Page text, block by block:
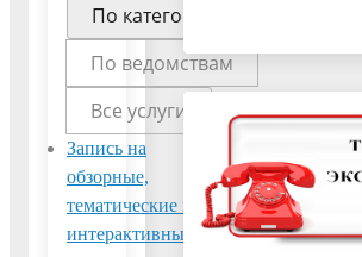
По категориям
По ведомствам
Все услуги
Запись на
обзорные,
тематические и
интерактивные
Предоставление
доступа к
изданиям,
переведенным в